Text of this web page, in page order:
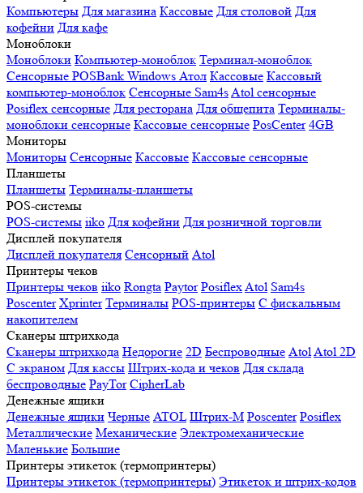
Компьютеры Для магазина Кассовые Для столовой Для
кофейни Для кафе
Моноблоки
Моноблоки Компьютер-моноблок Терминал-моноблок
Сенсорные POSBank Windows Атол Кассовые Кассовый
компьютер-моноблок Сенсорные Sam4sAtol сенсорные
Posiflex сенсорные Для ресторана Для общепита Терминалы-
моноблоки сенсорные Кассовые сенсорные PosCenter 4GB
Мониторы
Мониторы Сенсорные Кассовые Кассовые сенсорные
Планшеты
Планшеты Терминалы-планшеты
POS-системы
POS-системы iiko Для кофейни Для розничной торговли
Дисплей покупателя
Дисплей покупателя Сенсорный Atol
Принтеры чеков
Принтеры чеков iiko Rongta Paytor PosiflexAtol Sam4s
Poscenter Xprinter Терминалы POS-принтеры С фискальным
накопителем
Сканеры штрихкода
Сканеры штрихкода Недорогие 2D Беспроводные AtolAtol 2D
С экраном Для кассы Штрих-кода и чеков Для склада
беспроводные PayTor CipherLab
Денежные ящики
Денежные ящики Черные ATOL Штрих-М Poscenter Posiflex
Металлические Механические Электромеханические
Маленькие Большие
Принтеры этикеток (термопринтеры)
Принтеры этикеток (термопринтеры) Этикеток и штрих-кодов